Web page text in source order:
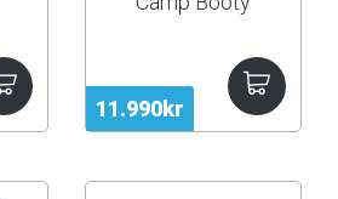
11.990kr